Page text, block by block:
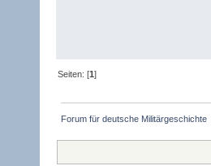
Seiten: [1]
Forum für deutsche Militärgeschichte